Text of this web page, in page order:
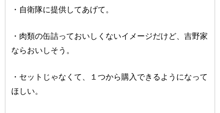
・自衛隊に提供してあげて。
・肉類の缶詰っておいしくないイメージだけど、吉野家
ならおいしそう。
・セットじゃなくて、１つから購入できるようになって
ほしい。